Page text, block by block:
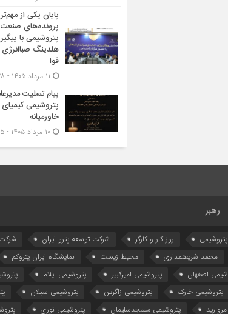
پایان یکی از
پرونده‌های صنعت
پتروشیمی با
هلدینگ
قوا
پیام تسلیت
پتروشیمی
خاورمیانه
رهبر
روز کار و کارگر شركت توسعه پترو ایران
محمد شریعتمداری محیط زیست نمایشگاه ایران پتروکم
اصفهان پتروشیمی امیرکبیر پتروشیمی ایلام
پتروشیمی خارک پتروشیمی زاگرس پتروشیمی سبلان
پتروشیمی مسجدسلیمان پتروشیمی نوری